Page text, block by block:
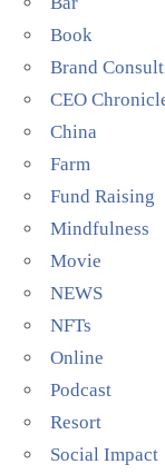
Book
Brand
CEO
China
Farm
Fund Raising
Mindfulness
Movie
NEWS
NFTs
Online
Podcast
Resort
Social Impact